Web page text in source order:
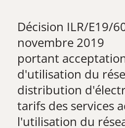
Décision ILR/E19/
novembre 2019
​​portant
d'utilisation du
distribution
tarifs des services
l'utilisation du